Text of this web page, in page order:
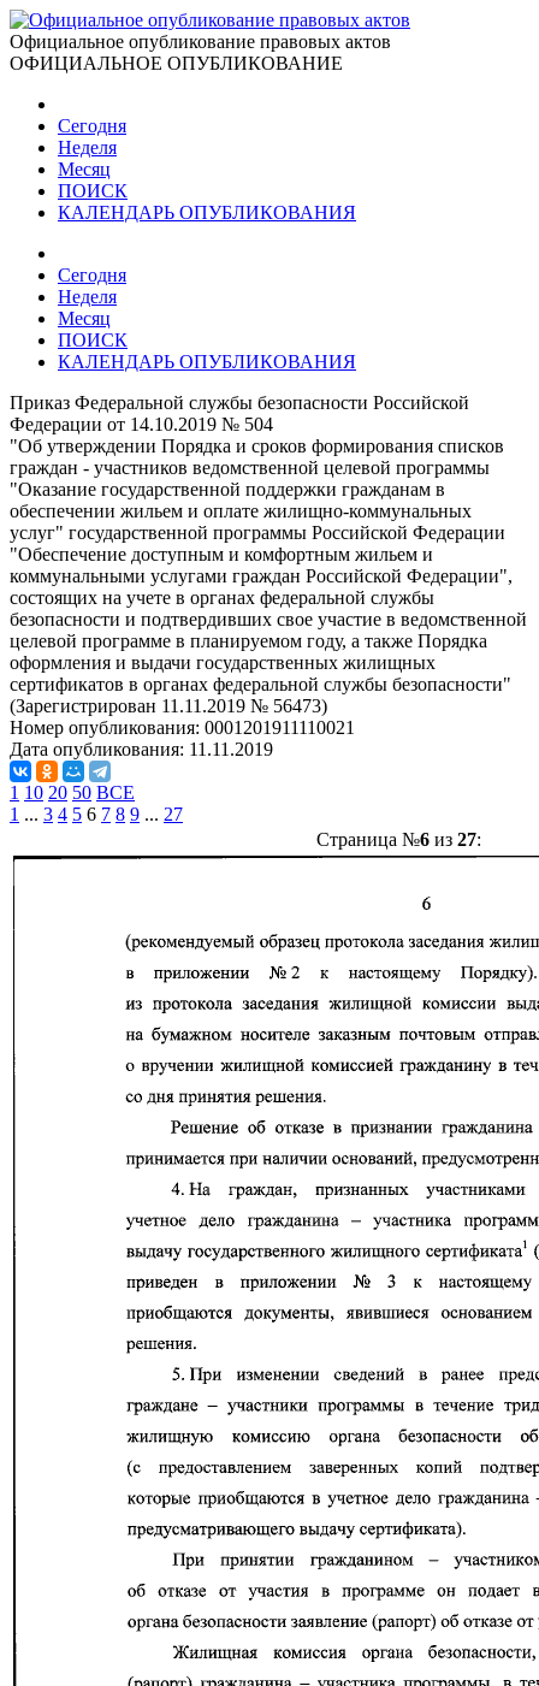
Официальное опубликование правовых актов
ОФИЦИАЛЬНОЕ ОПУБЛИКОВАНИЕ
Сегодня
Неделя
Месяц
ПОИСК
КАЛЕНДАРЬ ОПУБЛИКОВАНИЯ
Сегодня
Неделя
Месяц
ПОИСК
КАЛЕНДАРЬ ОПУБЛИКОВАНИЯ
Приказ Федеральной службы безопасности Российской
Федерации от 14.10.2019 № 504
"Об утверждении Порядка и сроков формирования списков
граждан - участников ведомственной целевой программы
"Оказание государственной поддержки гражданам в
обеспечении жильем и оплате жилищно-коммунальных
услуг" государственной программы Российской Федерации
"Обеспечение доступным и комфортным жильем и
коммунальными услугами граждан Российской Федерации",
состоящих на учете в органах федеральной службы
безопасности и подтвердивших свое участие в ведомственной
целевой программе в планируемом году, а также Порядка
оформления и выдачи государственных жилищных
сертификатов в органах федеральной службы безопасности"
(Зарегистрирован 11.11.2019 № 56473)
Номер опубликования: 0001201911110021
Дата опубликования: 11.11.2019
1 10 20 50 ВСЕ
1 ... 3 4 5 6 7 8 9 ... 27
Страница №6из 27: